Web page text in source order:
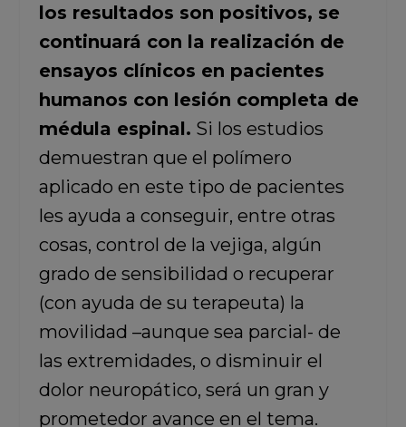
los resultados son positivos, se
continuará con la realización de
ensayos clínicos en pacientes
humanos con lesión completa de
médula espinal. Si los estudios
demuestran que el polímero
aplicado en este tipo de pacientes
les ayuda a conseguir, entre otras
cosas, control de la vejiga, algún
grado de sensibilidad o recuperar
(con ayuda de su terapeuta) la
movilidad –aunque sea parcial- de
las extremidades, o disminuir el
dolor neuropático, será un gran y
prometedor avance en el tema.